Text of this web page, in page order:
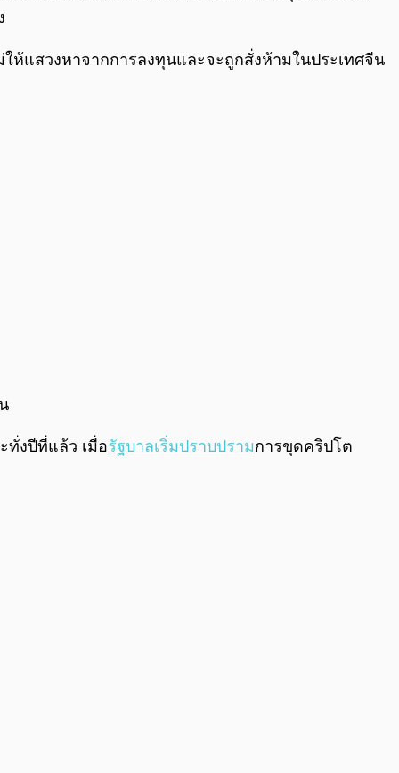
ห้แสวงหาจากการลงทุนและจะถูกสั่งห้ามในประเทศจีน
ทั่งปีที่แล้ว เมื่อรัฐบาลเริ่มปราบปรามการขุดคริปโต